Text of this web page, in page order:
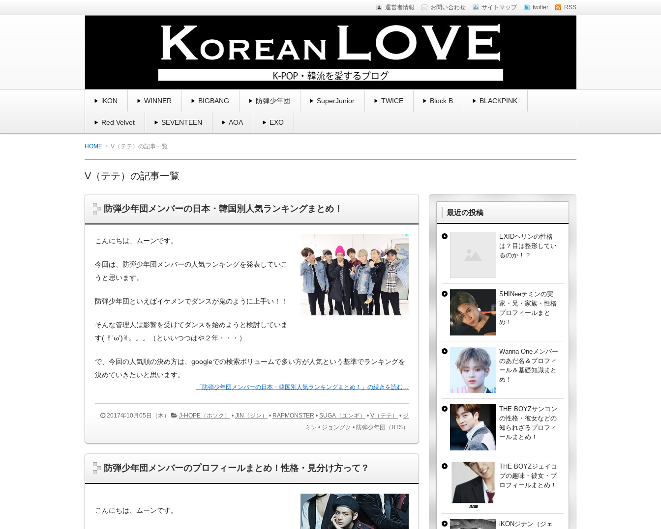
運営者情報 お問い合わせ サイトマップ twitter RSS
K-POP・韓国を愛する | コリアンラブ
曲・スキャンダル・魅力を紹介していくブログ。
iKON WINNER BIGBANG 防弾少年団 SuperJunior TWICE Block B BLACKPINK
Red Velvet SEVENTEEN AOA EXO
HOME V（テテ）の記事一覧
V（テテ）の記事一覧
防弾少年団メンバーの日本・韓国別人気ランキングまとめ！
こんにちは、ムーンです。
今回は、防弾少年団メンバーの人気ランキングを発表していこ
うと思います。
防弾少年団といえばイケメンでダンスが鬼のように上手い！！
そんな管理人は影響を受けてダンスを始めようと検討していま
す( ✌︎’ω’)✌︎。。。（といいつつはや２年・・・）
で、今回の人気順の決め方は、googleでの検索ボリュームで多い方が人気という基準でランキングを
決めていきたいと思います。
「防弾少年団メンバーの日本・韓国別人気ランキングまとめ！」の続きを読む…
2017年10月05日（木） J-HOPE（ホソク） • JIN（ジン） • RAPMONSTER • SUGA（ユンギ） • V（テテ） • ジ
ミン • ジョングク • 防弾少年団（BTS）
防弾少年団メンバーのプロフィールまとめ！性格・見分け方って？
こんにちは、ムーンです。
最近の投稿
EXIDヘリンの性格
は？目は整形してい
るのか！？
SHINeeテミンの実
家・兄・家族・性格
プロフィールまと
め！
Wanna Oneメンバー
のあだ名＆プロフィ
ール＆基礎知識まと
め！
THE BOYZサンヨン
の性格・彼女などの
知られざるプロフィ
ールまとめ！
THE BOYZジェイコ
ブの趣味・彼女・プ
ロフィールまとめ！
iKONジナン（ジェ